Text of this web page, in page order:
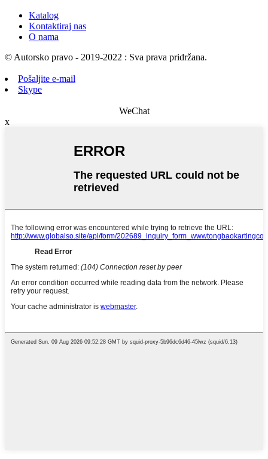
Katalog
Kontaktiraj nas
O nama
© Autorsko pravo - 2019-2022 : Sva prava pridržana.
Pošaljite e-mail
Skype
WeChat
x